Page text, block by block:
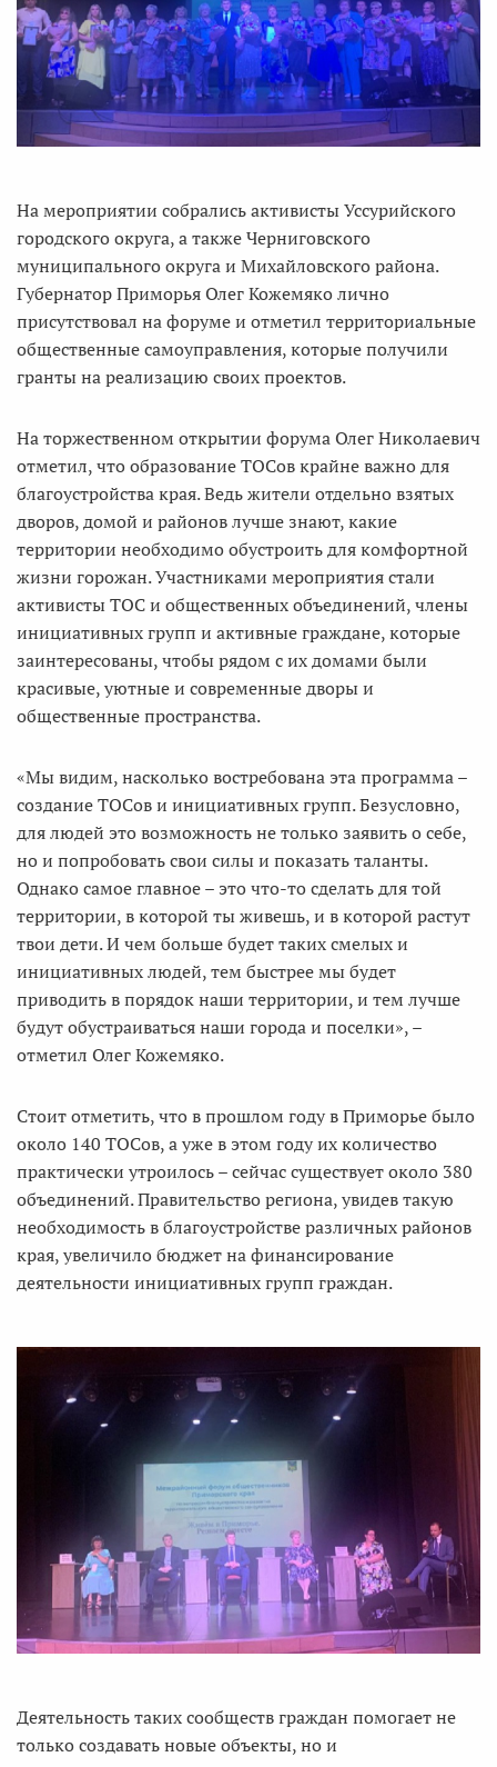
На мероприятии собрались активисты Уссурийского
городского округа, а также Черниговского
муниципального округа и Михайловского района.
Губернатор Приморья Олег Кожемяко лично
присутствовал на форуме и отметил территориальные
общественные самоуправления, которые получили
гранты на реализацию своих проектов.
На торжественном открытии форума Олег Николаевич
отметил, что образование ТОСов крайне важно для
благоустройства края. Ведь жители отдельно взятых
дворов, домой и районов лучше знают, какие
территории необходимо обустроить для комфортной
жизни горожан. Участниками мероприятия стали
активисты ТОС и общественных объединений, члены
инициативных групп и активные граждане, которые
заинтересованы, чтобы рядом с их домами были
красивые, уютные и современные дворы и
общественные пространства.
«Мы видим, насколько востребована эта программа –
создание ТОСов и инициативных групп. Безусловно,
для людей это возможность не только заявить о себе,
но и попробовать свои силы и показать таланты.
Однако самое главное – это что-то сделать для той
территории, в которой ты живешь, и в которой растут
твои дети. И чем больше будет таких смелых и
инициативных людей, тем быстрее мы будет
приводить в порядок наши территории, и тем лучше
будут обустраиваться наши города и поселки», –
отметил Олег Кожемяко.
Стоит отметить, что в прошлом году в Приморье было
около 140 ТОСов, а уже в этом году их количество
практически утроилось – сейчас существует около 380
объединений. Правительство региона, увидев такую
необходимость в благоустройстве различных районов
края, увеличило бюджет на финансирование
деятельности инициативных групп граждан.
Деятельность таких сообществ граждан помогает не
только создавать новые объекты, но и